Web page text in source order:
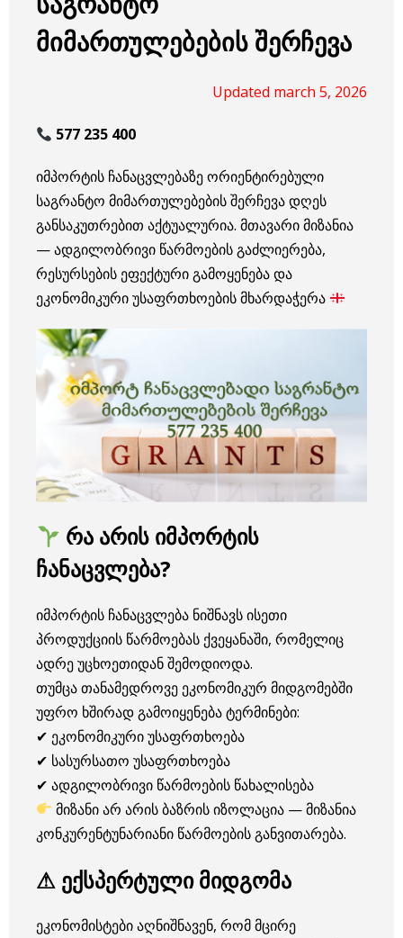
მიმართულებების შერჩევა
Updated march 5, 2026
577 235 400
იმპორტის ჩანაცვლებაზე ორიენტირებული
საგრანტო მიმართულებების შერჩევა დღეს
განსაკუთრებით აქტუალურია. მთავარი მიზანია
— ადგილობრივი წარმოების გაძლიერება,
რესურსების ეფექტური გამოყენება და
ეკონომიკური უსაფრთხოების მხარდაჭერა
რა არის იმპორტის
ჩანაცვლება?
იმპორტის ჩანაცვლება ნიშნავს ისეთი
პროდუქციის წარმოებას ქვეყანაში, რომელიც
ადრე უცხოეთიდან შემოდიოდა.
თუმცა თანამედროვე ეკონომიკურ მიდგომებში
უფრო ხშირად გამოიყენება ტერმინები:
✔ ეკონომიკური უსაფრთხოება
✔ სასურსათო უსაფრთხოება
✔ ადგილობრივი წარმოების წახალისება
მიზანი არ არის ბაზრის იზოლაცია — მიზანია
კონკურენტუნარიანი წარმოების განვითარება.
⚠ ექსპერტული მიდგომა
ეკონომისტები აღნიშნავენ, რომ მცირე